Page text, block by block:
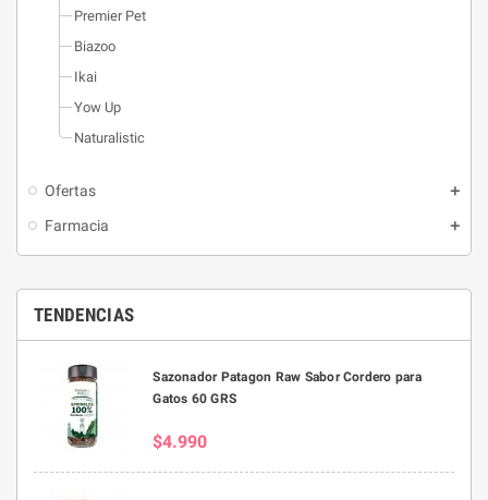
Premier Pet
Biazoo
Ikai
Yow Up
Naturalistic
Ofertas
Farmacia
TENDENCIAS
Sazonador Patagon Raw Sabor Cordero para
Gatos 60 GRS
$4.990